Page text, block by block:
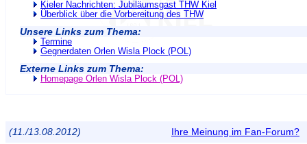
Kieler Nachrichten: Jubiläumsgast THW Kiel
Überblick über die Vorbereitung des THW
Unsere Links zum Thema:
Termine
Gegnerdaten Orlen Wisla Plock (POL)
Externe Links zum Thema:
Homepage Orlen Wisla Plock (POL)
(11./13.08.2012) Ihre Meinung im Fan-Forum?